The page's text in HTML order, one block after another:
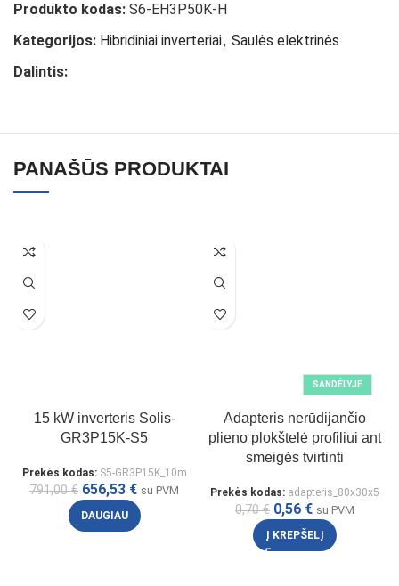
Produkto kodas: S6-EH3P50K-H
Kategorijos: Hibridiniai inverteriai, Saulės elektrinės
Dalintis:
PANAŠŪS PRODUKTAI
15 kW inverteris Solis-
GR3P15K-S5
Prekės kodas: S5-GR3P15K_10m
791,00€ 656,53 € su PVM
DAUGIAU
SANDĖLYJE
Adapteris nerūdijančio
plieno plokštelė profiliui ant
smeigės tvirtinti
Prekės kodas: adapteris_80x30x5
0,70€ 0,56 € su PVM
Į KREPŠELĮ